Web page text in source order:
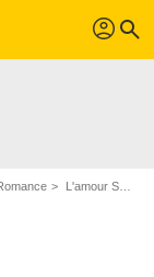
profil search
L'amour Sans